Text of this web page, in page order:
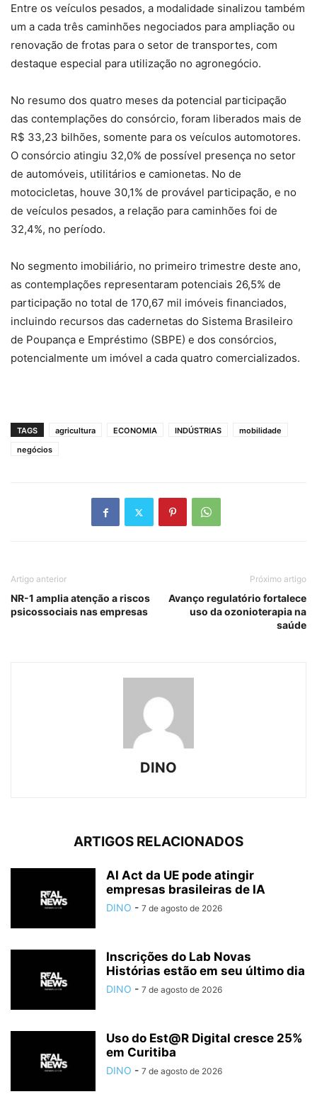
Entre os veículos pesados, a modalidade sinalizou também
um a cada três caminhões negociados para ampliação ou
renovação de frotas para o setor de transportes, com
destaque especial para utilização no agronegócio.
No resumo dos quatro meses da potencial participação
das contemplações do consórcio, foram liberados mais de
R$ 33,23 bilhões, somente para os veículos automotores.
O consórcio atingiu 32,0% de possível presença no setor
de automóveis, utilitários e camionetas. No de
motocicletas, houve 30,1% de provável participação, e no
de veículos pesados, a relação para caminhões foi de
32,4%, no período.
No segmento imobiliário, no primeiro trimestre deste ano,
as contemplações representaram potenciais 26,5% de
participação no total de 170,67 mil imóveis financiados,
incluindo recursos das cadernetas do Sistema Brasileiro
de Poupança e Empréstimo (SBPE) e dos consórcios,
potencialmente um imóvel a cada quatro comercializados.
TAGS agricultura ECONOMIA INDÚSTRIAS
mobilidade
negócios
Artigo anterior
NR-1 amplia atenção a riscos
psicossociais nas empresas
Próximo artigo
Avanço regulatório fortalece
uso da ozonioterapia na
saúde
DINO
ARTIGOS RELACIONADOS
AI Act da UE pode atingir
empresas brasileiras de IA
DINO - 7 de agosto de 2026
Inscrições do Lab Novas
Histórias estão em seu último dia
DINO - 7 de agosto de 2026
Uso do Est@R Digital cresce 25%
em Curitiba
DINO - 7 de agosto de 2026